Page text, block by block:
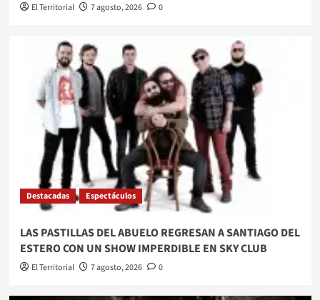
El Territorial 7 agosto, 2026 0
Destacadas Espectáculos
LAS PASTILLAS DEL ABUELO REGRESAN A SANTIAGO DEL
ESTERO CON UN SHOW IMPERDIBLE EN SKY CLUB
El Territorial 7 agosto, 2026 0